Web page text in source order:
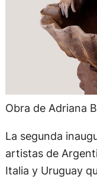
Obra de Adriana
La segunda
artistas de
Italia y Uruguay